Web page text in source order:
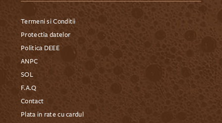
Termeni si Conditii
Protectia datelor
Politica DEEE
ANPC
SOL
F.A.Q
Contact
Plata in rate cu cardul